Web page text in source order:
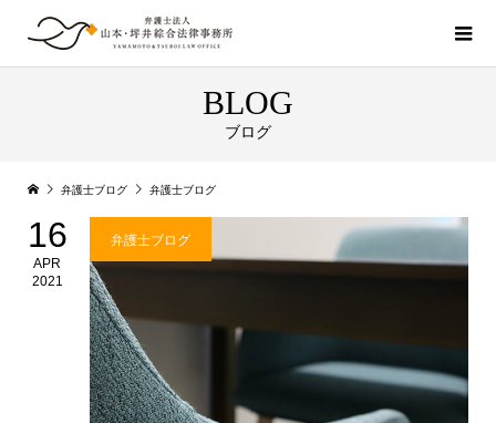
BLOG
ブログ
弁護士ブログ 弁護士ブログ
16
APR
2021
弁護士ブログ